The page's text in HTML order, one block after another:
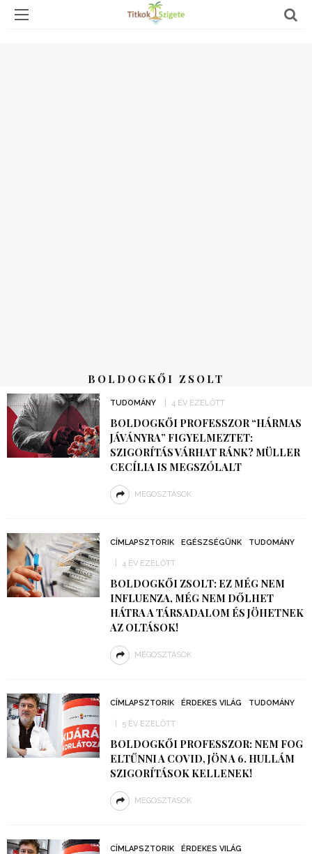
BOLDOGKŐI ZSOLT
TUDOMÁNY 4 ÉV EZELŐTT
BOLDOGKŐI PROFESSZOR “HÁRMAS
JÁVÁNYRA” FIGYELMEZTET:
SZIGORÍTÁS VÁRHAT RÁNK? MÜLLER
CECÍLIA IS MEGSZÓLALT
MEGOSZTÁSOK
CÍMLAPSZTORIK EGÉSZSÉGÜNK TUDOMÁNY
4 ÉV EZELŐTT
BOLDOGKŐI ZSOLT: EZ MÉG NEM
INFLUENZA, MÉG NEM DŐLHET
HÁTRA A TÁRSADALOM ÉS JÖHETNEK
AZ OLTÁSOK!
MEGOSZTÁSOK
CÍMLAPSZTORIK ÉRDEKES VILÁG TUDOMÁNY
5 ÉV EZELŐTT
BOLDOGKŐI PROFESSZOR: NEM FOG
ELTŰNNI A COVID, JÖN A 6. HULLÁM
SZIGORÍTÁSOK KELLENEK!
MEGOSZTÁSOK
CÍMLAPSZTORIK ÉRDEKES VILÁG